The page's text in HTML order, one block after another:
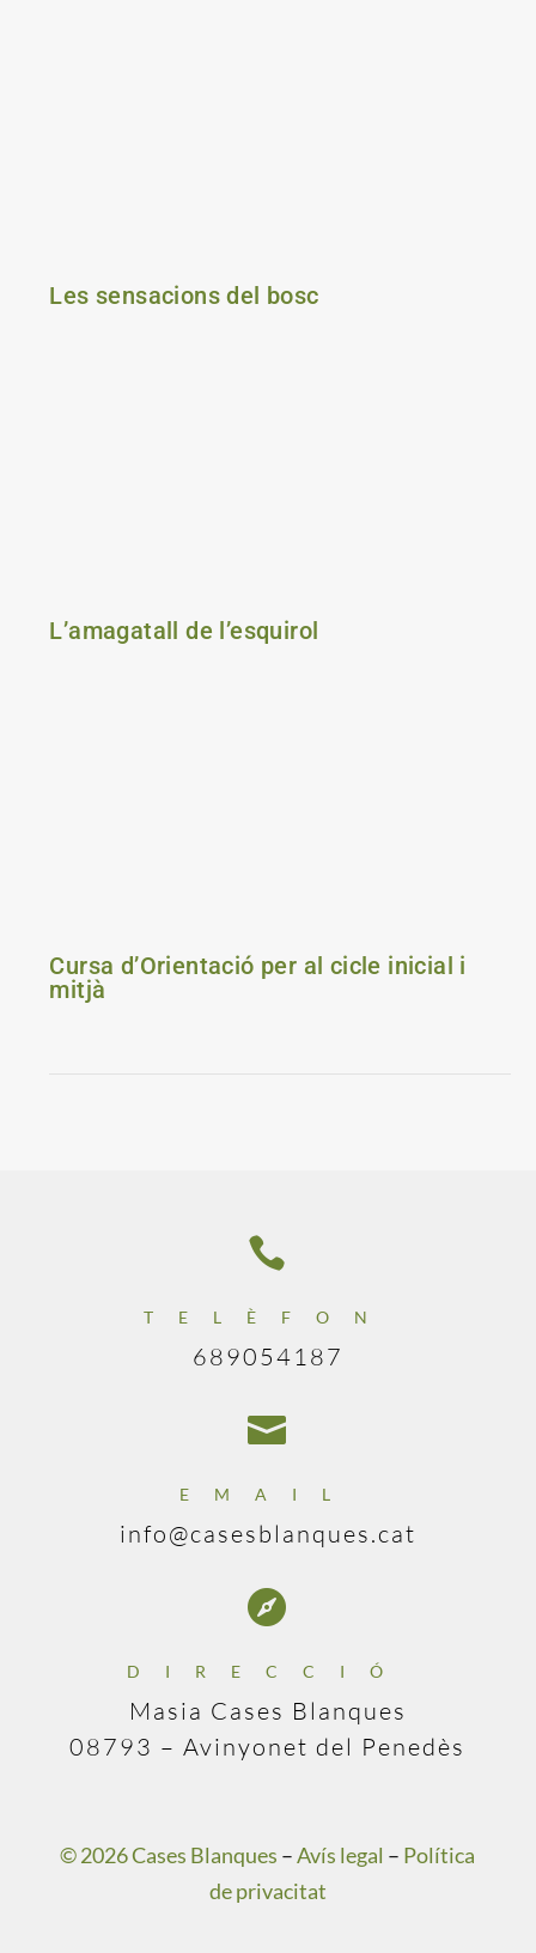
Les sensacions del bosc
L’amagatall de l’esquirol
Cursa d’Orientació per al cicle inicial i
mitjà

TELÈFON
689054187

EMAIL
info@casesblanques.cat

DIRECCIÓ
Masia Cases Blanques
08793 – Avinyonet del Penedès
© 2026 Cases Blanques –Avís legal – Política
de privacitat